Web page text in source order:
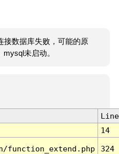
接数据库失败，可能的原
未启动。
Line
14
function_extend.php 324